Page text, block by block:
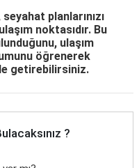
planlarınızı
noktasıdır. Bu
ulaşım
öğrenerek
getirebilirsiniz.
?